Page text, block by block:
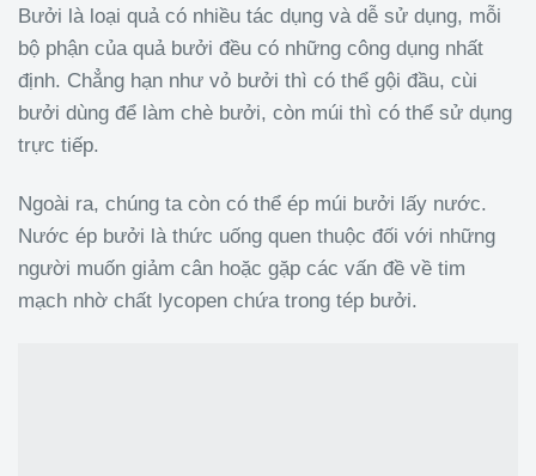
Bưởi là loại quả có nhiều tác dụng và dễ sử dụng, mỗi
bộ phận của quả bưởi đều có những công dụng nhất
định. Chẳng hạn như vỏ bưởi thì có thể gội đầu, cùi
bưởi dùng để làm chè bưởi, còn múi thì có thể sử dụng
trực tiếp.
Ngoài ra, chúng ta còn có thể ép múi bưởi lấy nước.
Nước ép bưởi là thức uống quen thuộc đối với những
người muốn giảm cân hoặc gặp các vấn đề về tim
mạch nhờ chất lycopen chứa trong tép bưởi.